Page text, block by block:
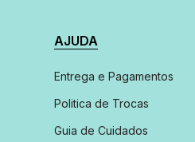
AJUDA
Entrega e Pagamentos
Politica de Trocas
Guia de Cuidados